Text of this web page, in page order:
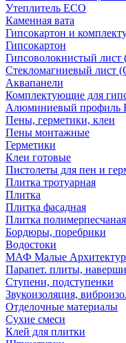
Утеплитель ECO
Каменная вата
Гипсокартон и
Гипсокартон
Гипсоволокнистый
Стекломагниевый лист
Аквапанели
Комплектующие для
Алюминиевый профиль
Пены, герметики, клеи
Пены монтажные
Герметики
Клеи готовые
Пистолеты для пен и
Плитка тротуарная
Плитка
Плитка фасадная
Плитка полимерпесчаная
Бордюры, поребрики
Водостоки
МАФ Малые
Парапет. плиты,
Ступени, подступенки
Звукоизоляция,
Отделочные материалы
Сухие смеси
Клей для плитки